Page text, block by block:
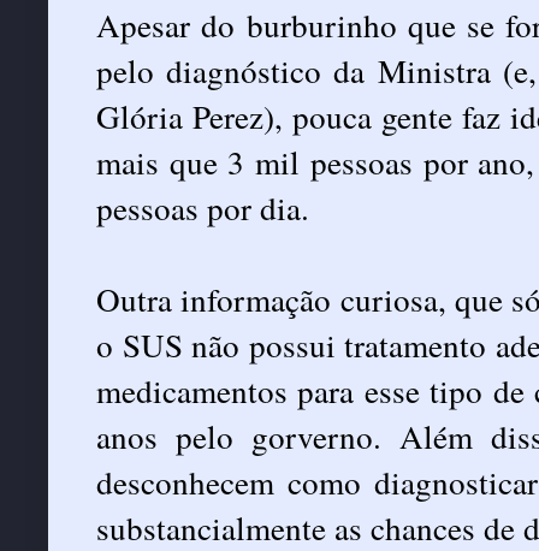
Apesar do burburinho que se
pelo diagnóstico da Ministra
Glória Perez), pouca gente faz
mais que 3 mil pessoas por
pessoas por dia.
Outra informação curiosa, que
o SUS não possui tratamento
medicamentos para esse tipo
anos pelo gorverno. Além
desconhecem como
substancialmente as chances de